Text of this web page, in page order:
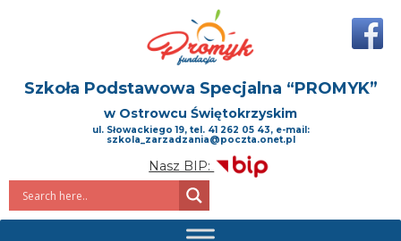
Szkoła Podstawowa Specjalna “PROMYK”
w Ostrowcu Świętokrzyskim
ul. Słowackiego 19, tel. 41 262 05 43, e-mail:
szkola_zarzadzania@poczta.onet.pl
Nasz BIP: